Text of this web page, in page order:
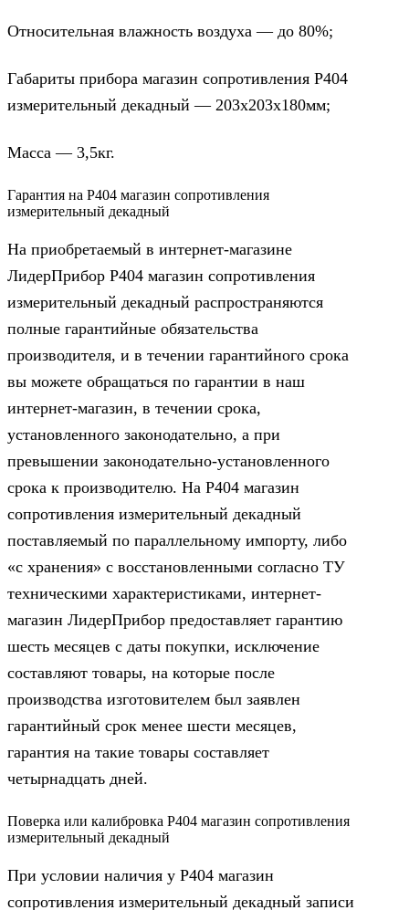
Относительная влажность воздуха — до 80%;
Габариты прибора магазин сопротивления Р404
измерительный декадный — 203х203х180мм;
Масса — 3,5кг.
Гарантия на Р404 магазин сопротивления
измерительный декадный
На приобретаемый в интернет-магазине
ЛидерПрибор Р404 магазин сопротивления
измерительный декадный распространяются
полные гарантийные обязательства
производителя, и в течении гарантийного срока
вы можете обращаться по гарантии в наш
интернет-магазин, в течении срока,
установленного законодательно, а при
превышении законодательно-установленного
срока к производителю. На Р404 магазин
сопротивления измерительный декадный
поставляемый по параллельному импорту, либо
«с хранения» с восстановленными согласно ТУ
техническими характеристиками, интернет-
магазин ЛидерПрибор предоставляет гарантию
шесть месяцев с даты покупки, исключение
составляют товары, на которые после
производства изготовителем был заявлен
гарантийный срок менее шести месяцев,
гарантия на такие товары составляет
четырнадцать дней.
Поверка или калибровка Р404 магазин сопротивления
измерительный декадный
При условии наличия у Р404 магазин
сопротивления измерительный декадный записи